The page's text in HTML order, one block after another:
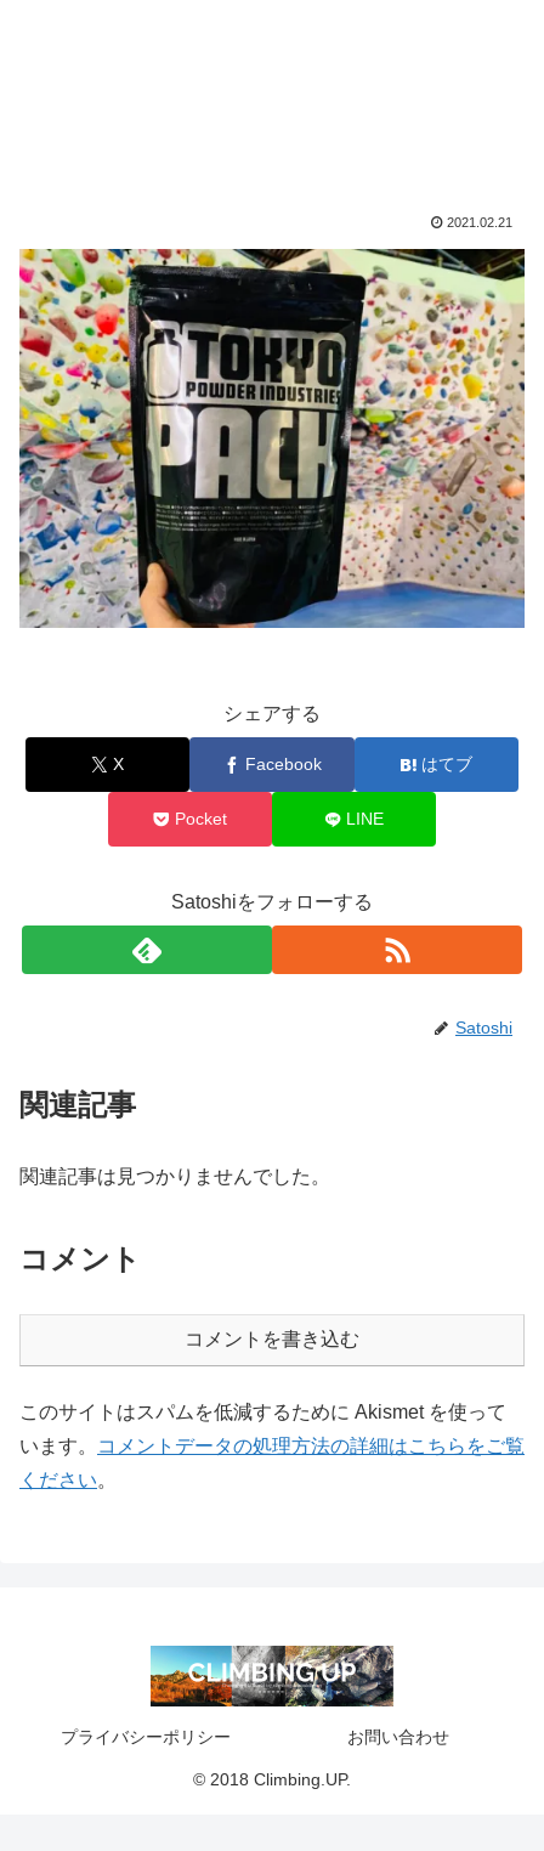
2021.02.21
シェアする
X Facebook はてブ
Pocket LINE
Satoshiをフォローする
Satoshi
関連記事
関連記事は見つかりませんでした。
コメント
コメントを書き込む
このサイトはスパムを低減するために Akismet を使って
います。
コメントデータの処理方法の詳細はこちらをご覧
ください。
プライバシーポリシー お問い合わせ
© 2018 Climbing.UP.